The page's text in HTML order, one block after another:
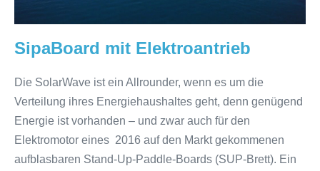
SipaBoard mit Elektroantrieb
Die SolarWave ist ein Allrounder, wenn es um die
Verteilung ihres Energiehaushaltes geht, denn genügend
Energie ist vorhanden – und zwar auch für den
Elektromotor eines 2016 auf den Markt gekommenen
aufblasbaren Stand-Up-Paddle-Boards (SUP-Brett). Ein